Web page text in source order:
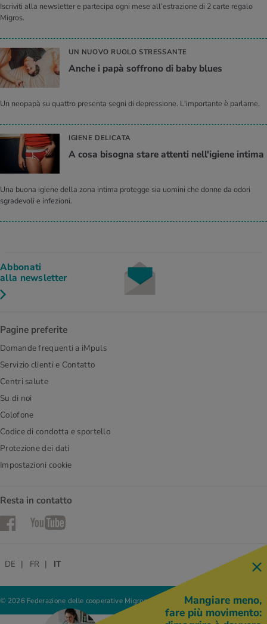
Iscriviti alla newsletter e partecipa ogni mese all’estrazione di 2 carte regalo
Migros.
UN NUOVO RUOLO STRESSANTE
Anche i papà soffrono di baby blues
Un neopapà su quattro presenta segni di depressione. L'importante è parlarne.
IGIENE DELICATA
A cosa bisogna stare attenti nell'igiene intima
Una buona igiene della zona intima protegge sia uomini che donne da odori
sgradevoli e infezioni.
Abbonati
alla newsletter
Pagine preferite
Domande frequenti a iMpuls
Servizio clienti e Contatto
Centri salute
Su di noi
Colofone
Codice di condotta e sportello
Protezione dei dati
Impostazioni cookie
Resta in contatto
FacebookYouTube
© 2026 Federazione delle cooperative Migros
DE FR IT
Mangiare meno,
fare più movimento: